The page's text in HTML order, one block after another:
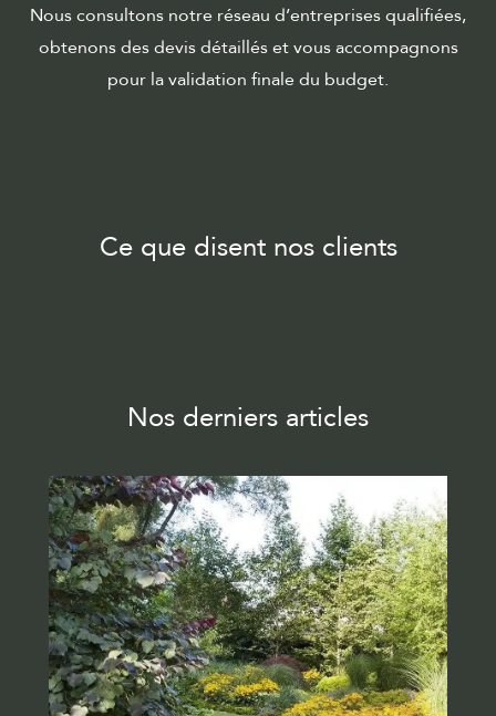
Nous consultons notre réseau d’entreprises qualifiées,
obtenons des devis détaillés et vous accompagnons
pour la validation finale du budget.
Ce que disent nos clients
Nos derniers articles